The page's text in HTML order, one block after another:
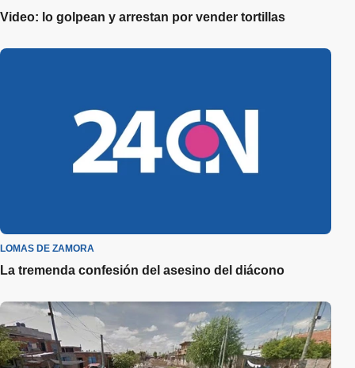
Video: lo golpean y arrestan por vender tortillas
LOMAS DE ZAMORA
La tremenda confesión del asesino del diácono